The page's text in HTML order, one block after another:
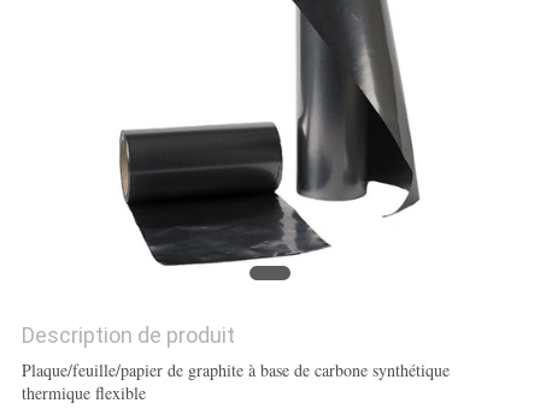
Description de produit
Plaque/feuille/papier de graphite à base de carbone synthétique
thermique flexible